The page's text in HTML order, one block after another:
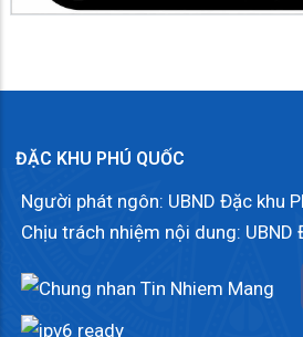
ĐẶC KHU PHÚ QUỐC
Người phát ngôn: UBND Đặc khu
Chịu trách nhiệm nội dung: UBND